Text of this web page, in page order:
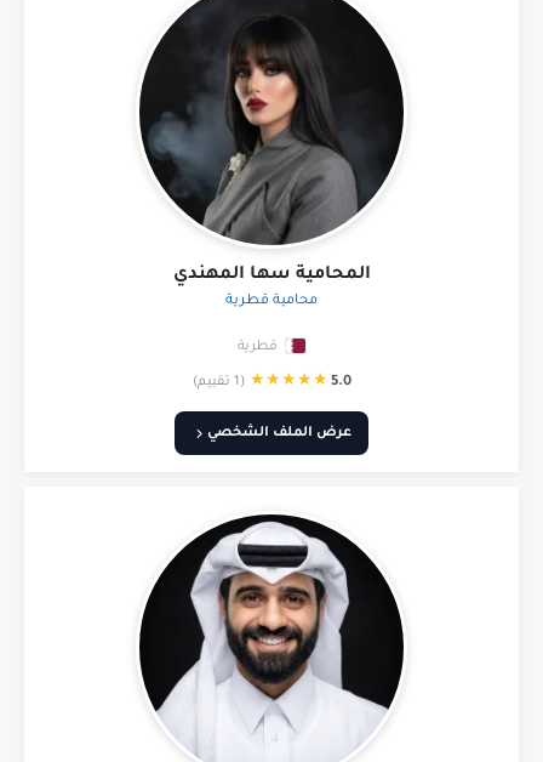
المحامية سها المهندي
محامية قطرية
قطرية
5.0
★
★
★
★
★ (1 تقييم)
عرض الملف الشخصي